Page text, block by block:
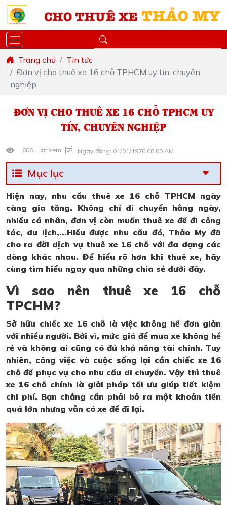
Trang chủ
Tin tức
Đơn vị cho thuê xe 16 chỗ TPHCM uy tín, chuyên
nghiệp
ĐƠN VỊ CHO THUÊ XE 16 CHỖ TPHCM UY
TÍN, CHUYÊN NGHIỆP
606 Lượt xem Ngày đăng: 01/01/1970 08:00 AM
Mục lục
Hiện nay, nhu cầu thuê xe 16 chỗ TPHCM ngày
càng gia tăng. Không chỉ di chuyển hằng ngày,
nhiều cá nhân, đơn vị còn muốn thuê xe để đi công
tác, du lịch,...Hiểu được nhu cầu đó, Thảo My đã
cho ra đời dịch vụ thuê xe 16 chỗ với đa dạng các
dòng khác nhau. Để hiểu rõ hơn khi thuê xe, hãy
cùng tìm hiểu ngay qua những chia sẻ dưới đây.
Vì sao nên thuê xe 16 chỗ
TPCHM?
Sở hữu chiếc xe 16 chỗ là việc không hề đơn giản
với nhiều người. Bởi vì, mức giá để mua xe không hề
rẻ và không ai cũng có đủ khả năng tài chính. Tuy
nhiên, công việc và cuộc sống lại cần chiếc xe 16
chỗ để phục vụ cho nhu cầu di chuyển. Vậy thì thuê
xe 16 chỗ chính là giải pháp tối ưu giúp tiết kiệm
chi phí. Bạn chẳng cần phải bỏ ra một khoản tiền
quá lớn nhưng vẫn có xe để đi lại.